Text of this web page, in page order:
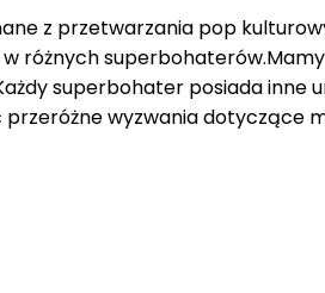
z przetwarzania pop
różnych
superbohater posiada
wyzwania dotyczące